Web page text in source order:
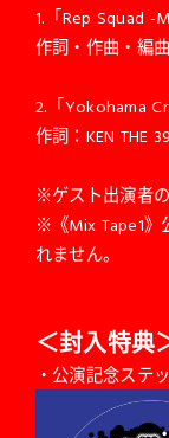
1.「Rep Squad -
作詞・作曲・編
2.「Yokohama
作詞：KEN THE
※ゲスト出演者
※《Mix Tape1》
れません。
＜封入特典
・公演記念ステ